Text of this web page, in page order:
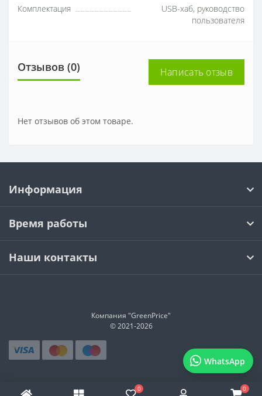
0 0
Комплектация
USB-хаб, руководство
пользователя
Отзывов (0) Написать отзыв
Нет отзывов об этом товаре.
WhatsApp
Информация
Время работы
Наши контакты
Компания "GreenPrice"
© 2021-2026